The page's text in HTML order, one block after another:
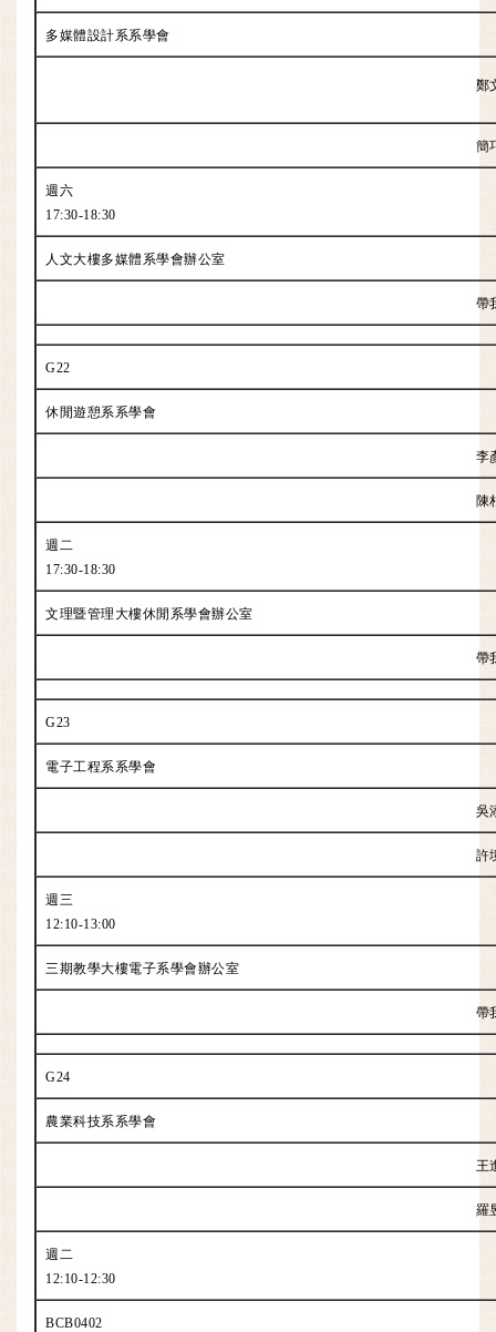
多媒體設計系系學會
鄭
簡
週六
17:30-18:30
人文大樓多媒體系學會辦公室
帶
G22
休閒遊憩系系學會
李
陳
週二
17:30-18:30
文理暨管理大樓休閒系學會辦公室
帶
G23
電子工程系系學會
吳
許
週三
12:10-13:00
三期教學大樓電子系學會辦公室
帶
G24
農業科技系系學會
王
羅
週二
12:10-12:30
BCB0402